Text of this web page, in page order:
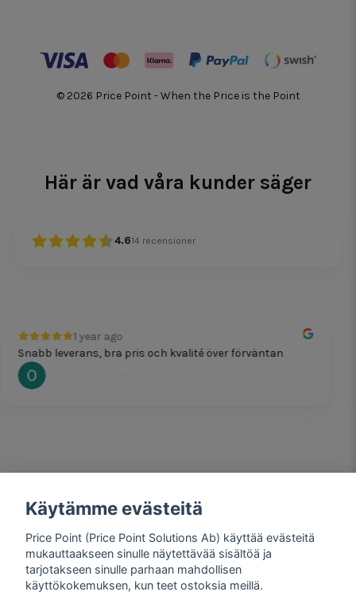
© 2026 Price Point - When the Price is the Point
Här är vad våra kunder säger
4.614 recensioner
1 year ago
leverans, bra pris och kvalité över förväntan
Oscar Svensson
1 year ago
Mathias Johansson
Käytämme evästeitä
Price Point (Price Point Solutions Ab) käyttää evästeitä
mukauttaakseen sinulle näytettävää sisältöä ja
tarjotakseen sinulle parhaan mahdollisen
käyttökokemuksen, kun teet ostoksia meillä.